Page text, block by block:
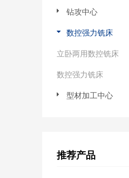
钻攻中心
数控强力铣床
立卧两用数控铣床
数控强力铣床
型材加工中心
推荐产品